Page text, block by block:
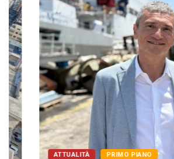
ATTUALITÀ PRIMO PIANO